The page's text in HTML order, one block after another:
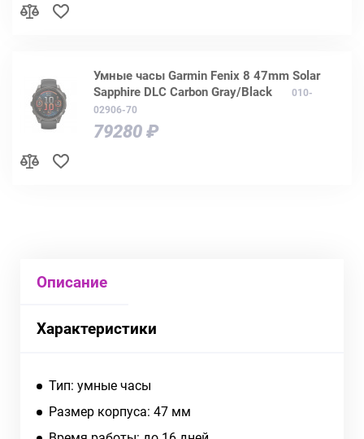
Умные часы Garmin Fenix 8 47mm Solar
Sapphire DLC Carbon Gray/Black
010-
02906-70
79280 ₽
Описание
Характеристики
Тип: умные часы
Размер корпуса: 47 мм